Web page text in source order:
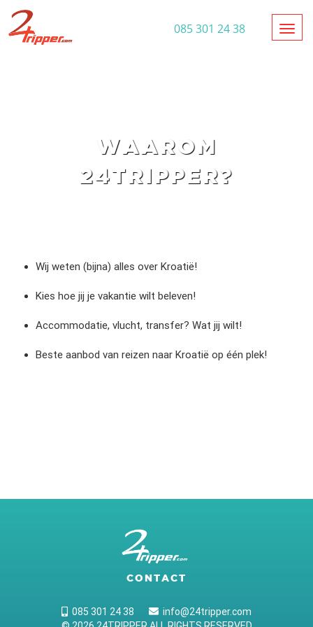
085 301 24 38
WAAROM
24TRIPPER?
Wij weten (bijna) alles over Kroatië!
Kies hoe jij je vakantie wilt beleven!
Accommodatie, vlucht, transfer? Wat jij wilt!
Beste aanbod van reizen naar Kroatië op één plek!
CONTACT
085 301 24 38
info@24tripper.com